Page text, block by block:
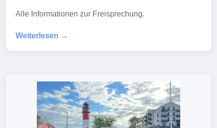
Alle Informationen zur Freisprechung.
Weiterlesen →